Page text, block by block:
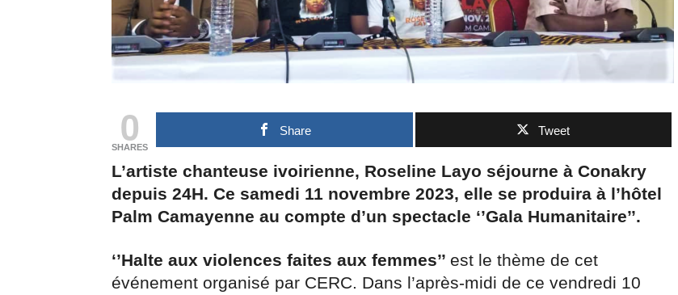
0
SHARES
Share Tweet
L’artiste chanteuse ivoirienne, Roseline Layo séjourne à Conakry
depuis 24H. Ce samedi 11 novembre 2023, elle se produira à l’hôtel
Palm Camayenne au compte d’un spectacle ‘’Gala Humanitaire’’.
‘’Halte aux violences faites aux femmes’’ est le thème de cet
événement organisé par CERC. Dans l’après-midi de ce vendredi 10